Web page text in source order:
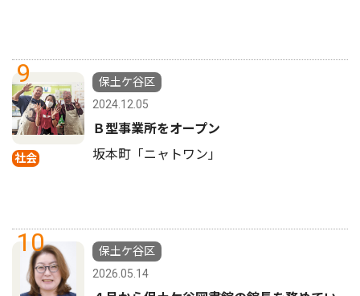
9
社会
保土ケ谷区
2024.12.05
Ｂ型事業所をオープン
坂本町「ニャトワン」
10
保土ケ谷区
2026.05.14